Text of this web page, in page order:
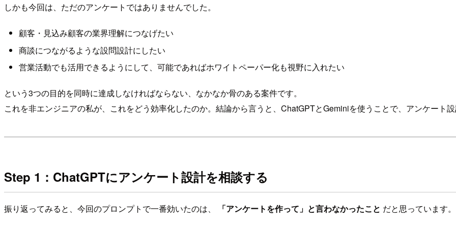
しかも今回は、ただのアンケートではありませんでした。
顧客・見込み顧客の業界理解につなげたい
商談につながるような設問設計にしたい
営業活動でも活用できるようにして、可能であればホワイトペーパー化も視野に入れたい
という3つの目的を同時に達成しなければならない、なかなか骨のある案件です。
これを非エンジニアの私が、これをどう効率化したのか。結論から言うと、ChatGPTとGeminiを使うことで、アンケート
Step 1：ChatGPTにアンケート設計を相談する
振り返ってみると、今回のプロンプトで一番効いたのは、 「アンケートを作って」と言わなかったこと だと思っています。